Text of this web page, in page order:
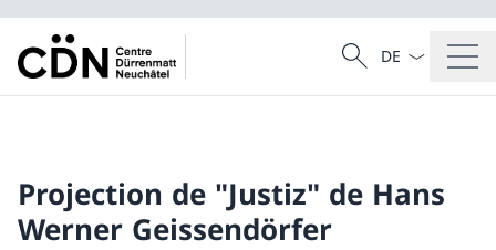
Recherche
Recherche
La langue
Projection de "Justiz" de Hans
Werner Geissendörfer